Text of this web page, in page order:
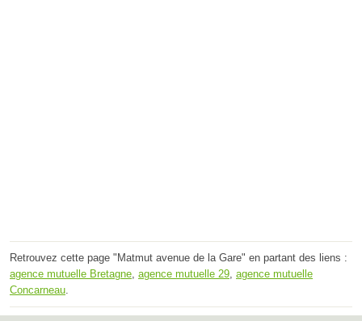
Retrouvez cette page "Matmut avenue de la Gare" en partant des liens :
agence mutuelle Bretagne, agence mutuelle 29, agence mutuelle
Concarneau.